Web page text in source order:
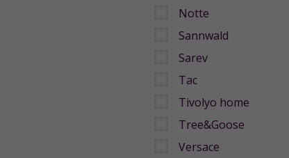
Notte
Sannwald
Sarev
Tac
Tivolyo home
Tree&Goose
Versace